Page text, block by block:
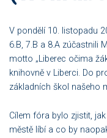
V pondělí 10. listopadu
6.B, 7.B a 8.A zúčastnili
motto „Liberec očima
knihovně v Liberci. Do
základních škol našeho
Cílem fóra bylo zjistit,
městě líbí a co by